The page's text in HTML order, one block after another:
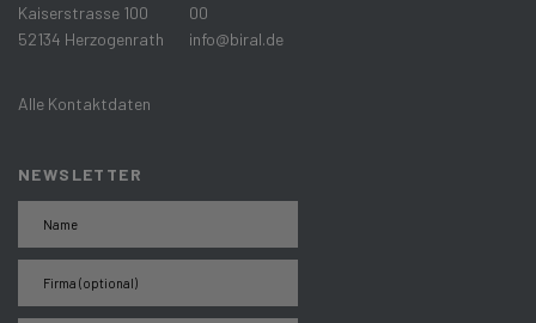
Kaiserstrasse 100
52134 Herzogenrath
Alle Kontaktdaten
00
info@biral.de
NEWSLETTER